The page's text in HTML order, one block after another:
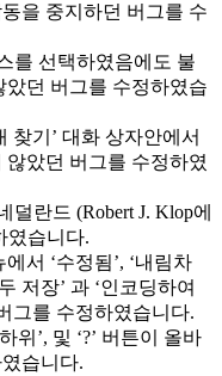
을 중지하던 버그를 수
를 선택하였음에도 불
던 버그를 수정하였습
찾기’ 대화 상자안에서
았던 버그를 수정하였
덜란드 (Robert J. Klop에
였습니다.
서 ‘수정됨’, ‘내림차
저장’ 과 ‘인코딩하여
그를 수정하였습니다.
위’, 및 ‘?’ 버튼이 올바
습니다.